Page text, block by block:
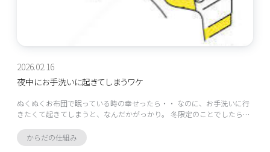
2026.02.16
夜中にお手洗いに起きてしまうワケ
ぬくぬくお布団で眠っている時の幸せったら・・ なのに、お手洗いに行
きたくて起きてしまうと、なんだかがっかり。 冬限定のことでしたら…
からだの仕組み